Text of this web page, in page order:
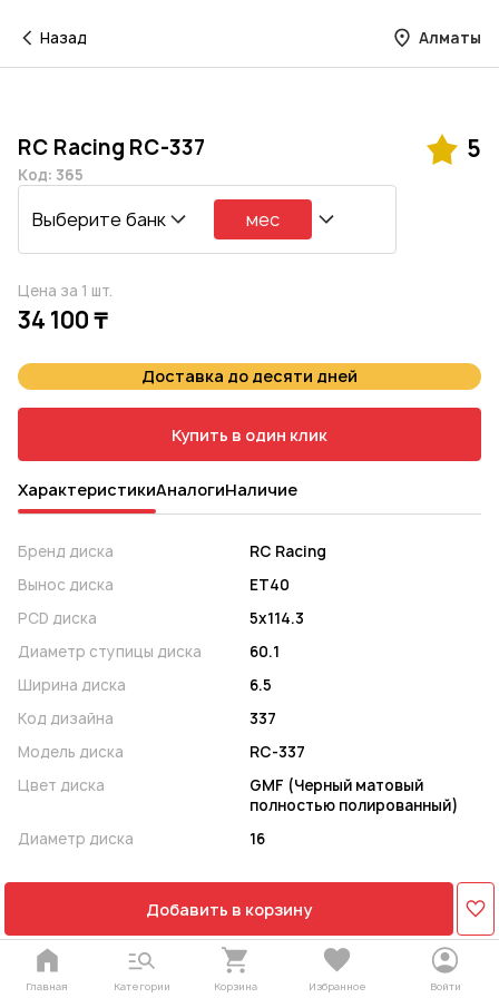
Назад Алматы
RC Racing RC-337 5
Код: 365
Выберите банк мес
Цена за 1 шт.
34 100 ₸
Доставка до десяти дней
Купить в один клик
ХарактеристикиАналогиНаличие
Бренд диска
RC Racing
Вынос диска
ET40
PCD диска
5x114.3
Диаметр ступицы диска
60.1
Ширина диска
6.5
Код дизайна
337
Модель диска
RC-337
Цвет диска
GMF (Черный матовый
полностью полированный)
Диаметр диска
16
Добавить в корзину
Главная Категории Корзина Избранное Войти